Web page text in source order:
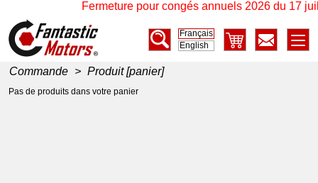
Fermeture pour congés annuels 2026 du 17
Français
English
Commande > Produit [panier]
Pas de produits dans votre panier